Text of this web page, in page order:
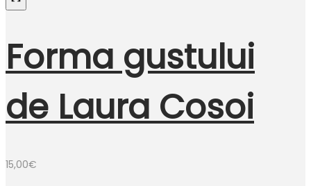
Forma gustului
de Laura Cosoi
15,00€